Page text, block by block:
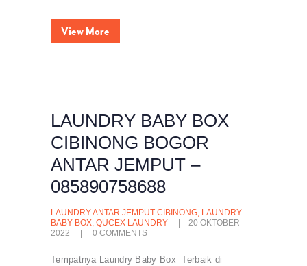
View More
LAUNDRY BABY BOX
CIBINONG BOGOR
ANTAR JEMPUT –
085890758688
LAUNDRY ANTAR JEMPUT CIBINONG, LAUNDRY
BABY BOX, QUCEX LAUNDRY
20 OKTOBER
2022
0 COMMENTS
Tempatnya Laundry Baby Box Terbaik di